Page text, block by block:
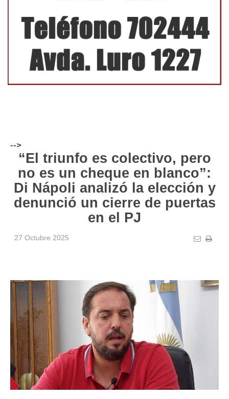
-->
“El triunfo es colectivo, pero
no es un cheque en blanco”:
Di Nápoli analizó la elección y
denunció un cierre de puertas
en el PJ
27 Octubre 2025